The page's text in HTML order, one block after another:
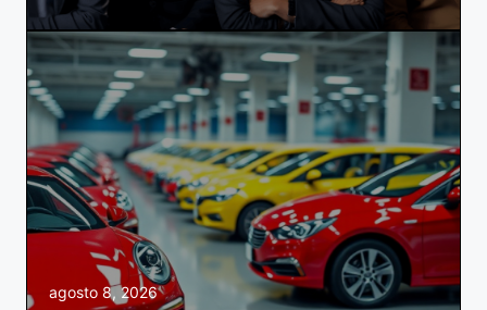
agosto 8, 2026